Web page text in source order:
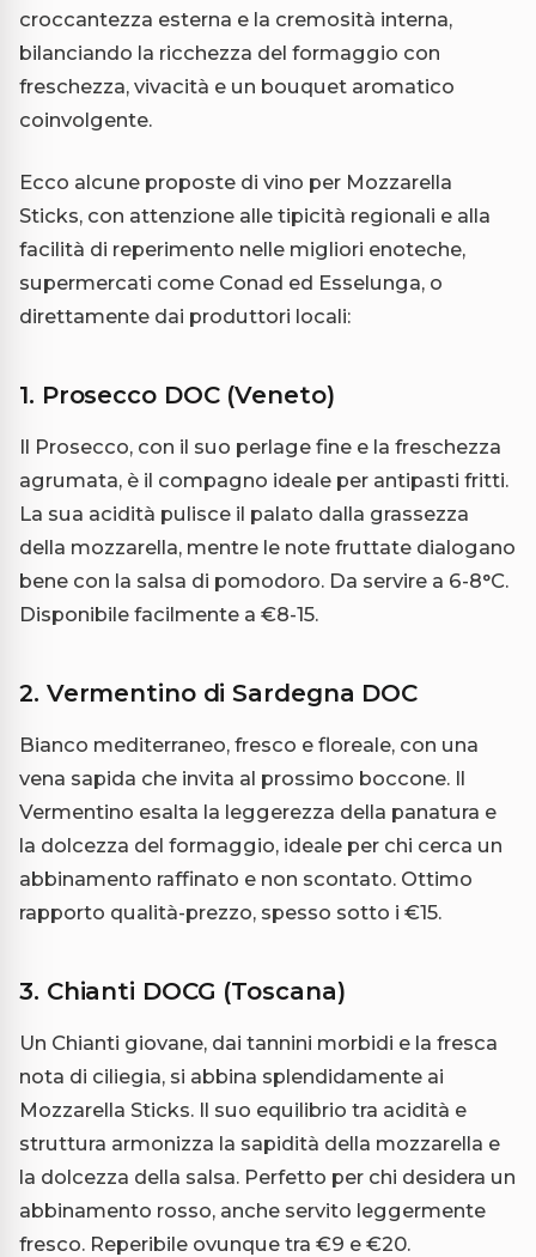
croccantezza esterna e la cremosità interna,
bilanciando la ricchezza del formaggio con
freschezza, vivacità e un bouquet aromatico
coinvolgente.
Ecco alcune proposte di vino per Mozzarella
Sticks, con attenzione alle tipicità regionali e alla
facilità di reperimento nelle migliori enoteche,
supermercati come Conad ed Esselunga, o
direttamente dai produttori locali:
1. Prosecco DOC (Veneto)
Il Prosecco, con il suo perlage fine e la freschezza
agrumata, è il compagno ideale per antipasti fritti.
La sua acidità pulisce il palato dalla grassezza
della mozzarella, mentre le note fruttate dialogano
bene con la salsa di pomodoro. Da servire a 6-8°C.
Disponibile facilmente a €8-15.
2. Vermentino di Sardegna DOC
Bianco mediterraneo, fresco e floreale, con una
vena sapida che invita al prossimo boccone. Il
Vermentino esalta la leggerezza della panatura e
la dolcezza del formaggio, ideale per chi cerca un
abbinamento raffinato e non scontato. Ottimo
rapporto qualità-prezzo, spesso sotto i €15.
3. Chianti DOCG (Toscana)
Un Chianti giovane, dai tannini morbidi e la fresca
nota di ciliegia, si abbina splendidamente ai
Mozzarella Sticks. Il suo equilibrio tra acidità e
struttura armonizza la sapidità della mozzarella e
la dolcezza della salsa. Perfetto per chi desidera un
abbinamento rosso, anche servito leggermente
fresco. Reperibile ovunque tra €9 e €20.